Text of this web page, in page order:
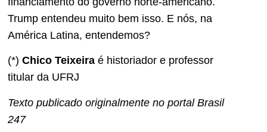
Trump entendeu muito bem isso. E nós, na
América Latina, entendemos?
(*) Chico Teixeira é historiador e professor
titular da UFRJ
Texto publicado originalmente no portal Brasil
247